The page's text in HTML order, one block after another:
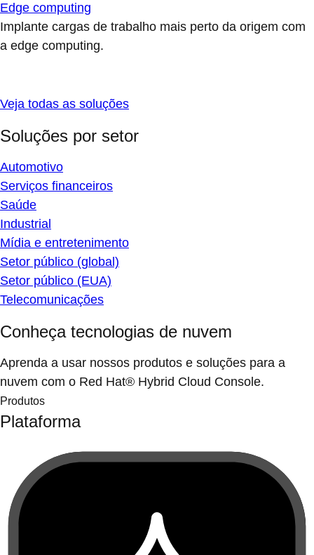
Edge computing
Implante cargas de trabalho mais perto da origem com
a edge computing.
Veja todas as soluções
Soluções por setor
Automotivo
Serviços financeiros
Saúde
Industrial
Mídia e entretenimento
Setor público (global)
Setor público (EUA)
Telecomunicações
Conheça tecnologias de nuvem
Aprenda a usar nossos produtos e soluções para a
nuvem com o Red Hat® Hybrid Cloud Console.
Produtos
Plataforma